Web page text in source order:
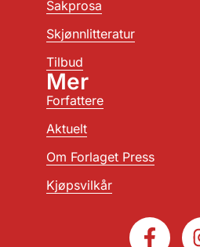
Sakprosa
Skjønnlitteratur
Tilbud
Mer
Forfattere
Aktuelt
Om Forlaget Press
Kjøpsvilkår